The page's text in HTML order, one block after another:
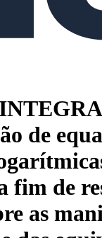
de
fim de
as